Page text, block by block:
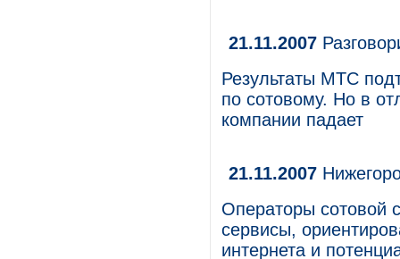
21.11.2007
Результаты МТС
по сотовому. Но в
компании падает
21.11.2007
Операторы сотовой
сервисы,
интернета и